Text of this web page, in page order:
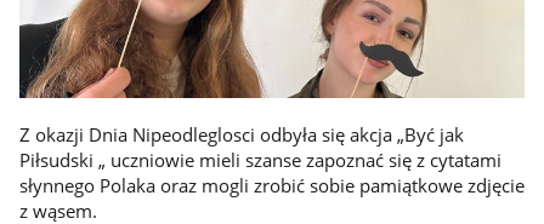
Z okazji Dnia Nipeodleglosci odbyła się akcja „Być jak
Piłsudski „ uczniowie mieli szanse zapoznać się z cytatami
słynnego Polaka oraz mogli zrobić sobie pamiątkowe zdjęcie
z wąsem.